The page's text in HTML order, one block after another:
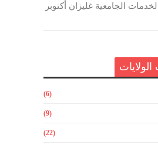
الجامعية غليزان أكتوبر
(6)
(9)
(22)